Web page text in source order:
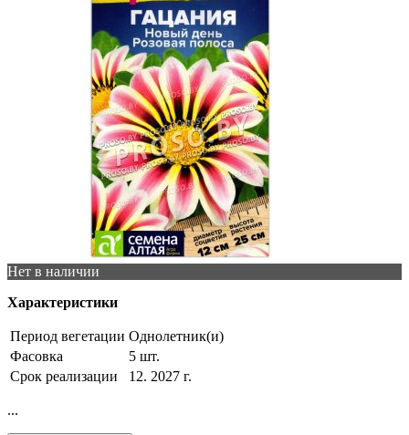
Нет в наличии
Характеристики
Период вегетации Однолетник(и)
Фасовка
5 шт.
Срок реализации
12. 2027 г.
...